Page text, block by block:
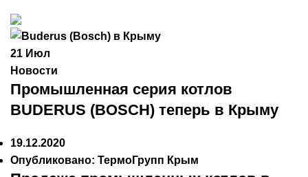
21 Июл
Новости
Промышленная серия котлов
BUDERUS (BOSCH) теперь в Крыму
19.12.2020
Опубликовано: ТермоГрупп Крым